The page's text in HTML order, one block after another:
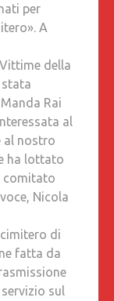
per
A
della
stata
Rai
al
al nostro
ha lottato
comitato
Nicola
di
fatta da
servizio sul